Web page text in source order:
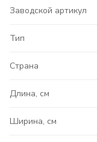
Заводской артикул
Тип
Страна
Длина, см
Ширина, см